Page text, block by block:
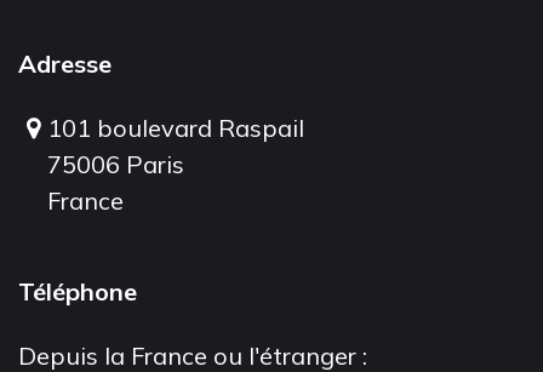
Adresse
101 boulevard Raspail
75006 Paris
France
Téléphone
Depuis la France ou l'étranger :